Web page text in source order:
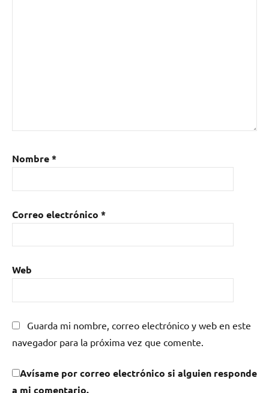
Nombre*
Correo electrónico *
Web
Guarda mi nombre, correo electrónico y web en este
navegador para la próxima vez que comente.
Avísame por correo electrónico si alguien responde
a mi comentario.